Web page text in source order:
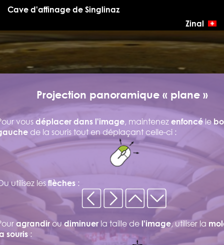
Cave d'affinage de Singlinaz
Zinal